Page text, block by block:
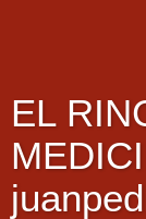
EL